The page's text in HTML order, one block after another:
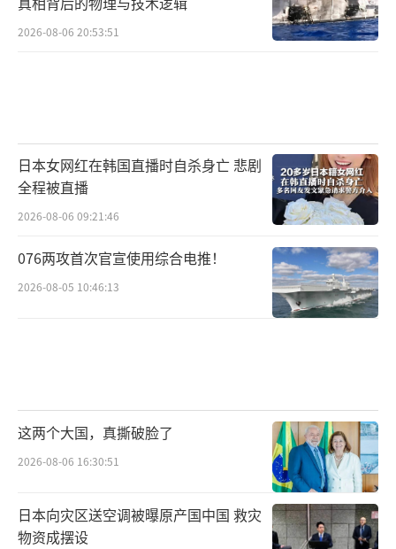
2026-08-06 20:53:51
日本女网红在韩国直播时自杀身亡 悲剧
全程被直播
2026-08-06 09:21:46
076两攻首次官宣使用综合电推！
2026-08-05 10:46:13
这两个大国，真撕破脸了
2026-08-06 16:30:51
日本向灾区送空调被曝原产国中国 救灾
物资成摆设